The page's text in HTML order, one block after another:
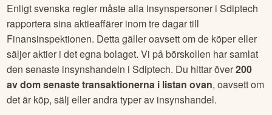
Enligt svenska regler måste alla insynspersoner iSdiptech
rapportera sina aktieaffärer inom tre dagar till
Finansinspektionen. Detta gäller oavsett om de köper eller
säljer aktier i det egna bolaget. Vi på börskollen har samlat
den senaste insynshandeln iSdiptech. Du hittar över200
av dom senaste transaktionerna i listan ovan, oavsett om
det är köp, sälj eller andra typer av insynshandel.